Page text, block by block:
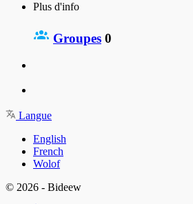
Plus d'info
Groupes 0
Langue
English
French
Wolof
© 2026 - Bideew